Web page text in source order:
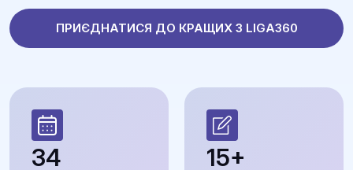
ПРИЄДНАТИСЯ ДО КРАЩИХ З LIGA360
34 15+